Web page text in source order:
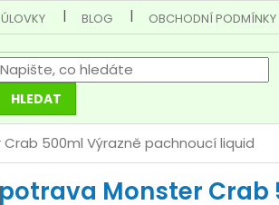
BLOG OBCHODNÍ PODMÍNKY
HLEDAT
500ml Výrazně pachnoucí liquid
Monster Crab